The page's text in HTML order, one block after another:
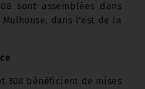
sont assemblées dans
dans l'est de la
308 bénéficient de mises